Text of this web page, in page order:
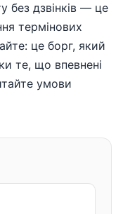
без дзвінків — це
термінових
це борг, який
те, що впевнені
умови